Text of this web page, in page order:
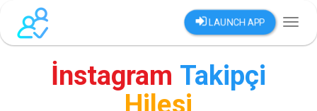
LAUNCH APP
İnstagram Takipçi
Hilesi